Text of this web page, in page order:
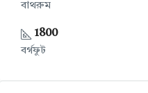
বাথরুম
1800
বর্গফুট